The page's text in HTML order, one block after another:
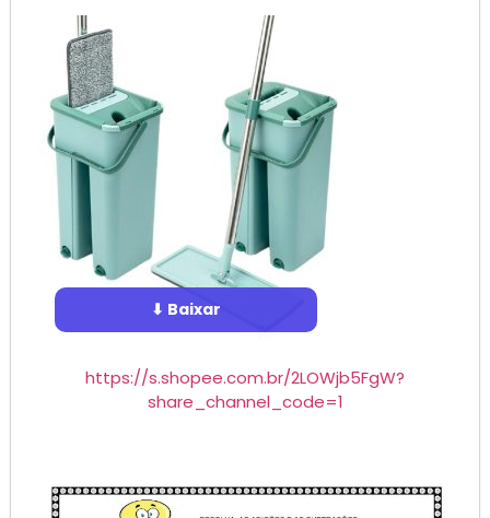
⬇ Baixar
https://s.shopee.com.br/2LOWjb5FgW?
share_channel_code=1